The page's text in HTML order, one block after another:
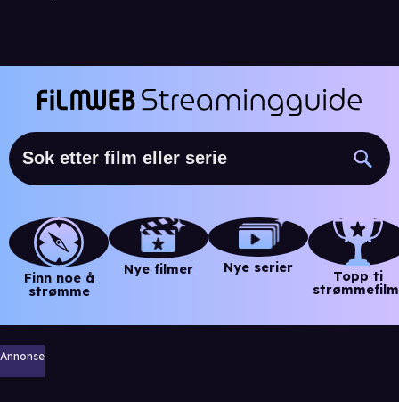
Finn noe å
strømme
Nye filmer Nye serier
Topp ti
Annonse